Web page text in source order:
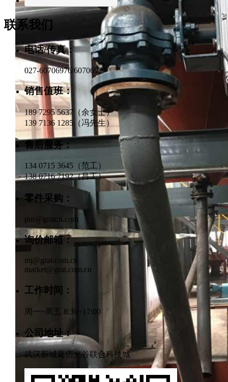
联系我们
电话/传真：
027-60706976/60706977
销售值班：
189 7295 5637（余女士）
139 7136 1285（冯先生）
售后服务：
134 0715 3645（范工）
138 0716 7192（吕工）
零件采购：
pur@gratcn.com
询价邮箱：
mj@grat.com.cn
market@grat.com.cn
工作时间：
周一~周五 8:30~17:00
公司地址：
武汉新城葛店光谷联合科技城